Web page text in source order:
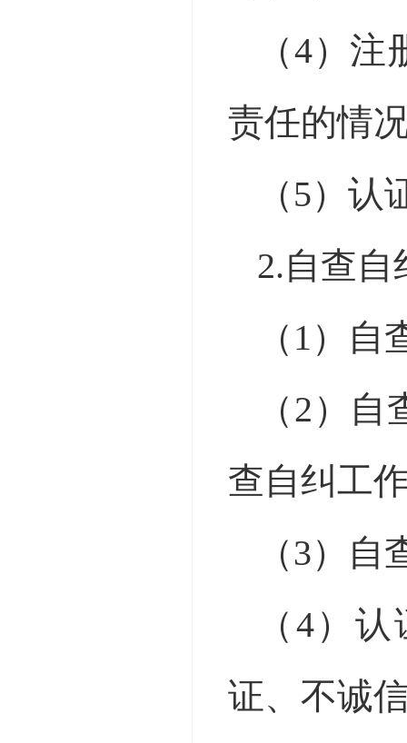
（4）注
责任的情
（5）认
2.自查自
（ 1）自
（2）自
查自纠工
（3）自
（ 4）认
证、不诚